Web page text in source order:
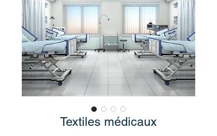
Textiles médicaux